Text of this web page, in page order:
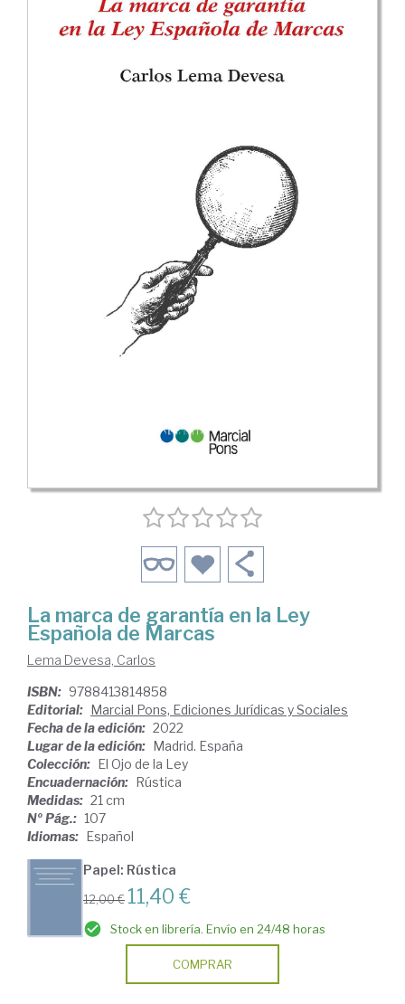
La marca de garantía en la Ley
Española de Marcas
Lema Devesa, Carlos
ISBN: 9788413814858
Editorial: Marcial Pons, Ediciones Jurídicas y Sociales
Fecha de la edición: 2022
Lugar de la edición: Madrid. España
Colección: El Ojo de la Ley
Encuadernación: Rústica
Medidas: 21 cm
Nº Pág.: 107
Idiomas: Español
Papel: Rústica
12,00 € 11,40 €
Stock en librería. Envío en 24/48 horas
COMPRAR